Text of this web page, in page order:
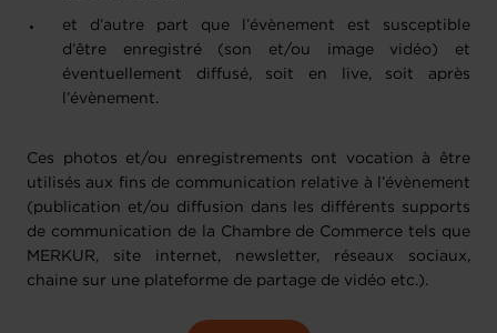
et d’autre part que l’évènement est susceptible
d’être enregistré (son et/ou image vidéo) et
éventuellement diffusé, soit en live, soit après
l’évènement.
Ces photos et/ou enregistrements ont vocation à être
utilisés aux fins de communication relative à l’évènement
(publication et/ou diffusion dans les différents supports
de communication de la Chambre de Commerce tels que
MERKUR, site internet, newsletter, réseaux sociaux,
chaine sur une plateforme de partage de vidéo etc.).